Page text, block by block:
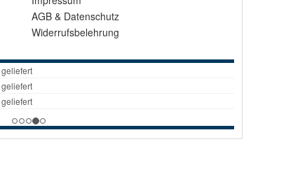
AGB & Datenschutz
Widerrufsbelehrung